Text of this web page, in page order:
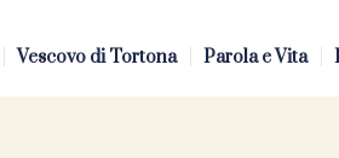
Vescovo di Tortona Parola e Vita